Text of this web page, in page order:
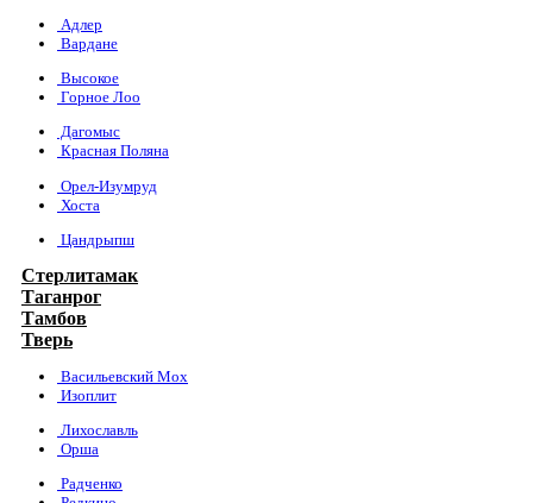
Адлер
Вардане
Высокое
Горное Лоо
Дагомыс
Красная Поляна
Орел-Изумруд
Хоста
Цандрыпш
Стерлитамак
Таганрог
Тамбов
Тверь
Васильевский Мох
Изоплит
Лихославль
Орша
Радченко